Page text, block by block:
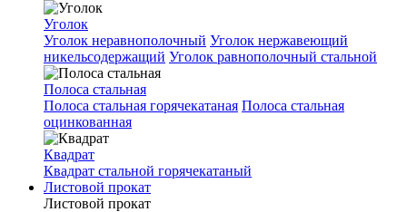
Уголок
Уголок неравнополочный Уголок нержавеющий
никельсодержащий Уголок равнополочный стальной
Полоса стальная
Полоса стальная горячекатаная Полоса стальная
оцинкованная
Квадрат
Квадрат стальной горячекатаный
Листовой прокат
Листовой прокат